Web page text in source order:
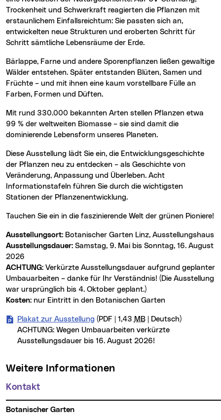
Trockenheit und Schwerkraft reagierten die Pflanzen mit
erstaunlichem Einfallsreichtum: Sie passten sich an,
entwickelten neue Strukturen und eroberten Schritt für
Schritt sämtliche Lebensräume der Erde.
Bärlappe, Farne und andere Sporenpflanzen ließen gewaltige
Wälder entstehen. Später entstanden Blüten, Samen und
Früchte – und mit ihnen eine kaum vorstellbare Fülle an
Farben, Formen und Düften.
Mit rund 330.000 bekannten Arten stellen Pflanzen etwa
99 % der weltweiten Biomasse – sie sind damit die
dominierende Lebensform unseres Planeten.
Diese Ausstellung lädt Sie ein, die Entwicklungsgeschichte
der Pflanzen neu zu entdecken – als Geschichte von
Veränderung, Anpassung und Überleben. Acht
Informationstafeln führen Sie durch die wichtigsten
Stationen der Pflanzenentwicklung.
Tauchen Sie ein in die faszinierende Welt der grünen Pioniere!
Ausstellungsort: Botanischer Garten Linz, Ausstellungshaus
Ausstellungsdauer: Samstag, 9. Mai bis Sonntag, 16. August
2026
ACHTUNG: Verkürzte Ausstellungsdauer aufgrund geplanter
Umbauarbeiten – danke für Ihr Verständnis! (Die Ausstellung
war ursprünglich bis 4. Oktober geplant.)
Kosten: nur Eintritt in den Botanischen Garten
Plakat zur Ausstellung (PDF | 1,43 MB| Deutsch)
ACHTUNG: Wegen Umbauarbeiten verkürzte
Ausstellungsdauer bis 16. August 2026!
Weitere Informationen
Kontakt
Botanischer Garten